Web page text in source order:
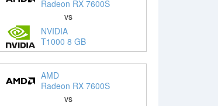
Radeon RX 7600S
vs
NVIDIA
T1000 8 GB
AMD
Radeon RX 7600S
vs